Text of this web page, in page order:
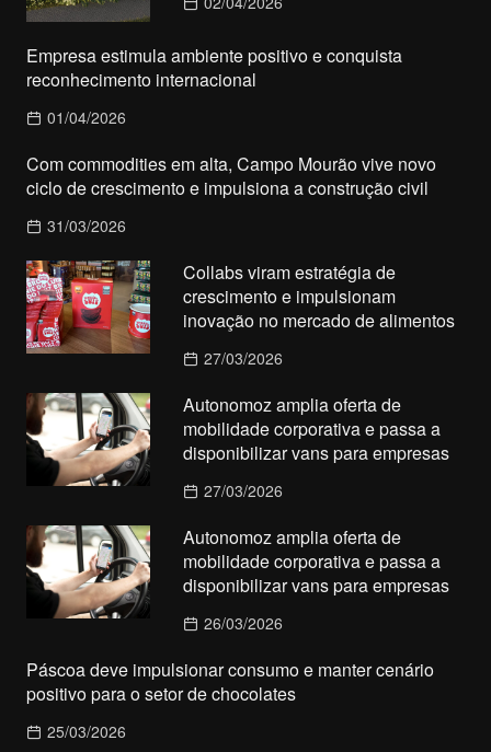
Empresa estimula ambiente positivo e conquista
reconhecimento internacional
01/04/2026
Com commodities em alta, Campo Mourão vive novo
ciclo de crescimento e impulsiona a construção civil
31/03/2026
Collabs viram estratégia de
crescimento e impulsionam
inovação no mercado de alimentos
27/03/2026
Autonomoz amplia oferta de
mobilidade corporativa e passa a
disponibilizar vans para empresas
27/03/2026
Autonomoz amplia oferta de
mobilidade corporativa e passa a
disponibilizar vans para empresas
26/03/2026
Páscoa deve impulsionar consumo e manter cenário
positivo para o setor de chocolates
25/03/2026